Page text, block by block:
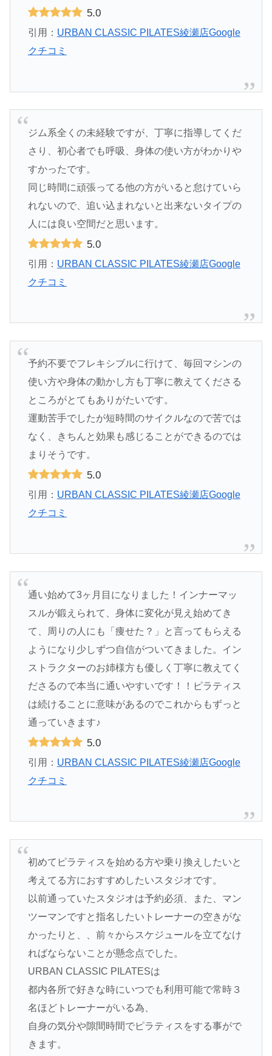
5.0
引用： URBAN CLASSIC PILATES綾瀬店Google
クチコミ
ジム系全くの未経験ですが、丁寧に指導してくだ
さり、初心者でも呼吸、身体の使い方がわかりや
すかったです。
同じ時間に頑張ってる他の方がいると怠けていら
れないので、追い込まれないと出来ないタイプの
人には良い空間だと思います。
5.0
引用： URBAN CLASSIC PILATES綾瀬店Google
クチコミ
予約不要でフレキシブルに行けて、毎回マシンの
使い方や身体の動かし方も丁寧に教えてくださる
ところがとてもありがたいです。
運動苦手でしたが短時間のサイクルなので苦では
なく、きちんと効果も感じることができるのでは
まりそうです。
5.0
引用： URBAN CLASSIC PILATES綾瀬店Google
クチコミ
通い始めて3ヶ月目になりました！インナーマッ
スルが鍛えられて、身体に変化が見え始めてき
て、周りの人にも「痩せた？」と言ってもらえる
ようになり少しずつ自信がついてきました。イン
ストラクターのお姉様方も優しく丁寧に教えてく
ださるので本当に通いやすいです！！ピラティス
は続けることに意味があるのでこれからもずっと
通っていきます♪
5.0
引用： URBAN CLASSIC PILATES綾瀬店Google
クチコミ
初めてピラティスを始める方や乗り換えしたいと
考えてる方におすすめしたいスタジオです。
以前通っていたスタジオは予約必須、また、マン
ツーマンですと指名したいトレーナーの空きがな
かったりと、、前々からスケジュールを立てなけ
ればならないことが懸念点でした。
URBAN CLASSIC PILATESは
都内各所で好きな時にいつでも利用可能で常時３
名ほどトレーナーがいる為、
自身の気分や隙間時間でピラティスをする事がで
きます。